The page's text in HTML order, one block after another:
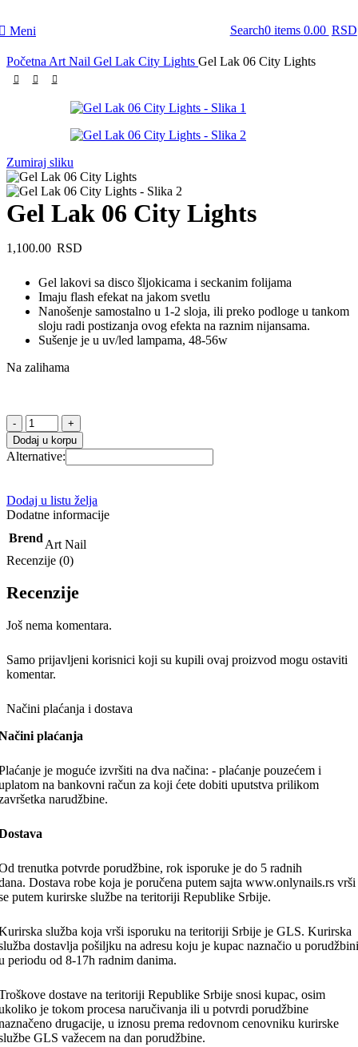
Meni Search0 items 0.00 RSD
Početna Art Nail Gel Lak City Lights Gel Lak 06 City Lights
Zumiraj sliku
Gel Lak 06 City Lights
1,100.00 RSD
Gel lakovi sa disco šljokicama i seckanim folijama
Imaju flash efekat na jakom svetlu
Nanošenje samostalno u 1-2 sloja, ili preko podloge u tankom
sloju radi postizanja ovog efekta na raznim nijansama.
Sušenje je u uv/led lampama, 48-56w
Na zalihama
Gel
Lak
06
City
količina
Dodaj u korpu
Alternative:
Dodaj u listu želja
Dodatne informacije
Brend Art Nail
Recenzije (0)
Recenzije
Još nema komentara.
Samo prijavljeni korisnici koji su kupili ovaj proizvod mogu ostaviti
komentar.
Načini plaćanja i dostava
plaćanja
je moguće izvršiti na dva načina: - plaćanje pouzećem i
na bankovni račun za koji ćete dobiti uputstva prilikom
narudžbine.
trenutka potvrde porudžbine, rok isporuke je do 5 radnih
Dostava robe koja je poručena putem sajta www.onlynails.rs vrši
putem kurirske službe na teritoriji Republike Srbije.
služba koja vrši isporuku na teritoriji Srbije je GLS. Kurirska
dostavlja pošiljku na adresu koju je kupac naznačio u porudžbini
periodu od 8-17h radnim danima.
dostave na teritoriji Republike Srbije snosi kupac, osim
je tokom procesa naručivanja ili u potvrdi porudžbine
drugacije, u iznosu prema redovnom cenovniku kurirske
GLS važecem na dan porudžbine.